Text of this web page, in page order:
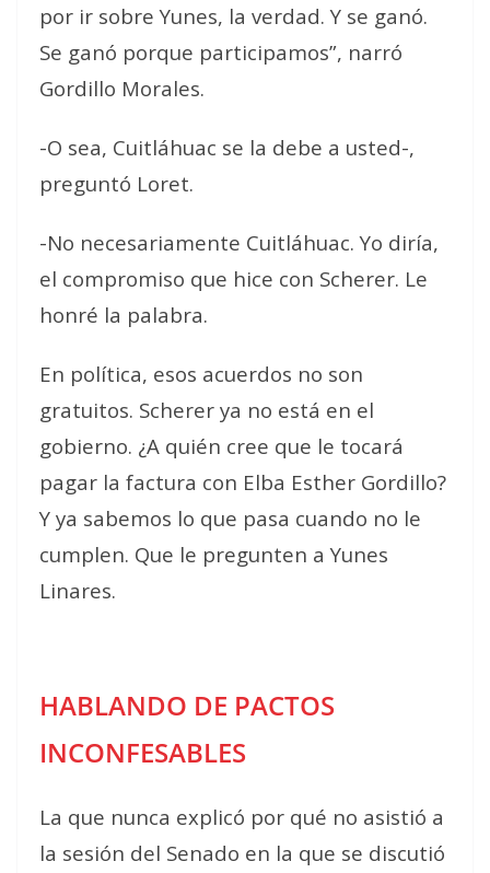
por ir sobre Yunes, la verdad. Y se ganó.
Se ganó porque participamos”, narró
Gordillo Morales.
-O sea, Cuitláhuac se la debe a usted-,
preguntó Loret.
-No necesariamente Cuitláhuac. Yo diría,
el compromiso que hice con Scherer. Le
honré la palabra.
En política, esos acuerdos no son
gratuitos. Scherer ya no está en el
gobierno. ¿A quién cree que le tocará
pagar la factura con Elba Esther Gordillo?
Y ya sabemos lo que pasa cuando no le
cumplen. Que le pregunten a Yunes
Linares.
HABLANDO DE PACTOS
INCONFESABLES
La que nunca explicó por qué no asistió a
la sesión del Senado en la que se discutió